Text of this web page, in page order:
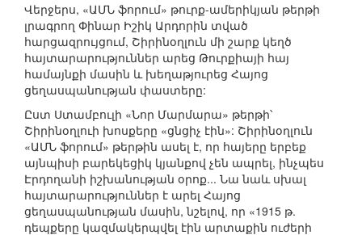
Վերջերս, «ԱՄՆ ֆորում» թուրք-ամերիկյան թերթի
լրագրող Փինար Իշիկ Արդորին տված
հարցազրույցում, Շիրինօղլուն մի շարք կեղծ
հայտարարություններ արեց Թուրքիայի հայ
համայնքի մասին և խեղաթյուրեց Հայոց
ցեղասպանության փաստերը:
Ըստ Ստամբուլի «Նոր Մարմարա» թերթի՝
Շիրինօղլուի խոսքերը «ցնցիչ էին»: Շիրինօղլուն
«ԱՄՆ ֆորում» թերթին ասել է, որ հայերը երբեք
այնպիսի բարեկեցիկ կյանքով չեն ապրել, ինչպես
Էրդողանի իշխանության օրոք... Նա նաև սխալ
հայտարարություններ է արել Հայոց
ցեղասպանության մասին, նշելով, որ «1915 թ.
դեպքերը կազմակերպվել էին արտաքին ուժերի